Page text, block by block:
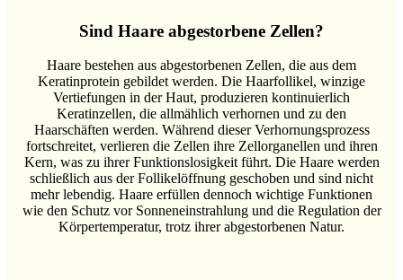
Sind Haare abgestorbene Zellen?
Haare bestehen aus abgestorbenen Zellen, die aus dem
Keratinprotein gebildet werden. Die Haarfollikel, winzige
Vertiefungen in der Haut, produzieren kontinuierlich
Keratinzellen, die allmählich verhornen und zu den
Haarschäften werden. Während dieser Verhornungsprozess
fortschreitet, verlieren die Zellen ihre Zellorganellen und ihren
Kern, was zu ihrer Funktionslosigkeit führt. Die Haare werden
schließlich aus der Follikelöffnung geschoben und sind nicht
mehr lebendig. Haare erfüllen dennoch wichtige Funktionen
wie den Schutz vor Sonneneinstrahlung und die Regulation der
Körpertemperatur, trotz ihrer abgestorbenen Natur.